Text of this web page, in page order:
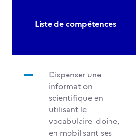
Liste de compétences
Dispenser une
information
scientifique en
utilisant le
vocabulaire idoine,
en mobilisant ses